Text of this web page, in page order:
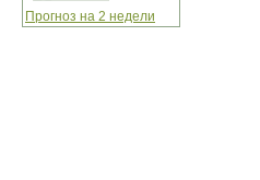
Прогноз на 2 недели